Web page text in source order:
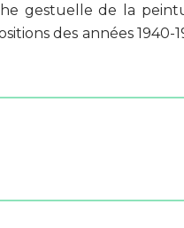
gestuelle de la
des années